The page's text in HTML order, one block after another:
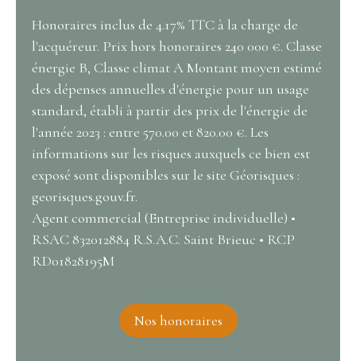
Honoraires inclus de 4.17% TTC à la charge de
l'acquéreur. Prix hors honoraires 240 000 €. Classe
énergie B, Classe climat A Montant moyen estimé
des dépenses annuelles d'énergie pour un usage
standard, établi à partir des prix de l'énergie de
l'année 2023 : entre 570.00 et 820.00 €. Les
informations sur les risques auxquels ce bien est
exposé sont disponibles sur le site Géorisques :
georisques.gouv.fr.
Agent commercial (Entreprise individuelle) •
RSAC 832012884 R.S.A.C. Saint Brieuc • RCP
RD01828195M
Nos honoraires